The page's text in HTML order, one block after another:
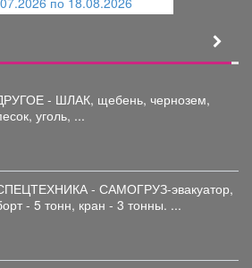
- ШЛАК, щебень, чернозем,
уголь, ...
- САМОГРУЗ-эвакуатор,
- 5 тонн, кран - 3 тонны. ...